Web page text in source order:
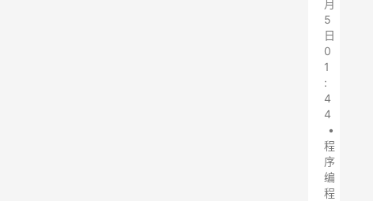
月
5
日
0
1
:
4
4
•
程
序
编
程